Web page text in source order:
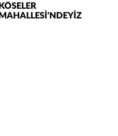
KÖSELER
MAHALLESİ'NDEYİZ